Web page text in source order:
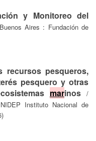
y Monitoreo del
Aires : Fundación de
recursos pesqueros,
pesquero y otras
marinos/
Instituto Nacional de